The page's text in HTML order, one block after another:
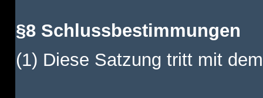
§8 Schlussbestimmungen
(1) Diese Satzung tritt mit